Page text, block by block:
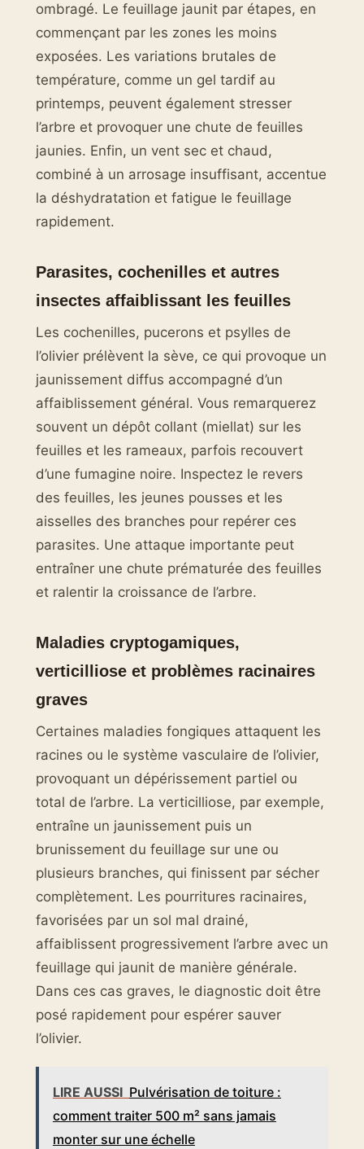
ombragé. Le feuillage jaunit par étapes, en
commençant par les zones les moins
exposées. Les variations brutales de
température, comme un gel tardif au
printemps, peuvent également stresser
l’arbre et provoquer une chute de feuilles
jaunies. Enfin, un vent sec et chaud,
combiné à un arrosage insuffisant, accentue
la déshydratation et fatigue le feuillage
rapidement.
Parasites, cochenilles et autres
insectes affaiblissant les feuilles
Les cochenilles, pucerons et psylles de
l’olivier prélèvent la sève, ce qui provoque un
jaunissement diffus accompagné d’un
affaiblissement général. Vous remarquerez
souvent un dépôt collant (miellat) sur les
feuilles et les rameaux, parfois recouvert
d’une fumagine noire. Inspectez le revers
des feuilles, les jeunes pousses et les
aisselles des branches pour repérer ces
parasites. Une attaque importante peut
entraîner une chute prématurée des feuilles
et ralentir la croissance de l’arbre.
Maladies cryptogamiques,
verticilliose et problèmes racinaires
graves
Certaines maladies fongiques attaquent les
racines ou le système vasculaire de l’olivier,
provoquant un dépérissement partiel ou
total de l’arbre. La verticilliose, par exemple,
entraîne un jaunissement puis un
brunissement du feuillage sur une ou
plusieurs branches, qui finissent par sécher
complètement. Les pourritures racinaires,
favorisées par un sol mal drainé,
affaiblissent progressivement l’arbre avec un
feuillage qui jaunit de manière générale.
Dans ces cas graves, le diagnostic doit être
posé rapidement pour espérer sauver
l’olivier.
LIRE AUSSI Pulvérisation de toiture :
comment traiter 500 m² sans jamais
monter sur une échelle